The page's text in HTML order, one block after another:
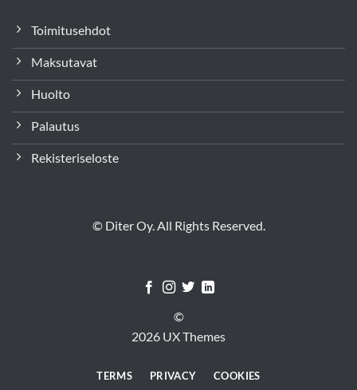
Toimitusehdot
Maksutavat
Huolto
Palautus
Rekisteriseloste
© Diter Oy. All Rights Reserved.
©
2026 UX Themes
TERMS PRIVACY COOKIES